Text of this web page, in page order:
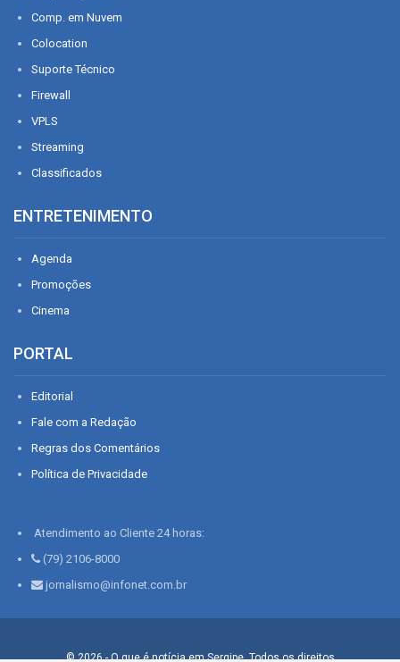
Comp. em Nuvem
Colocation
Suporte Técnico
Firewall
VPLS
Streaming
Classificados
ENTRETENIMENTO
Agenda
Promoções
Cinema
PORTAL
Editorial
Fale com a Redação
Regras dos Comentários
Política de Privacidade
Atendimento ao Cliente 24 horas:
(79) 2106-8000
jornalismo@infonet.com.br
© 2026 - O que é notícia em Sergipe. Todos os direitos